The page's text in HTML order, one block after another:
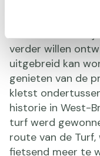
Een gratis
verder willen
uitgebreid kan
genieten van de
kletst
historie in West-
turf werd
route van de
fietsend meer te